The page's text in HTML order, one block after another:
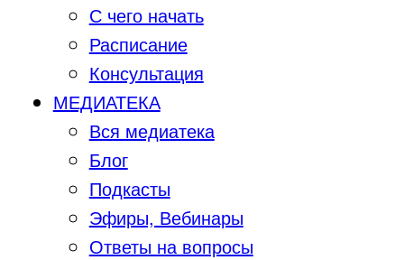
С чего начать
Расписание
Консультация
МЕДИАТЕКА
Вся медиатека
Блог
Подкасты
Эфиры, Вебинары
Ответы на вопросы